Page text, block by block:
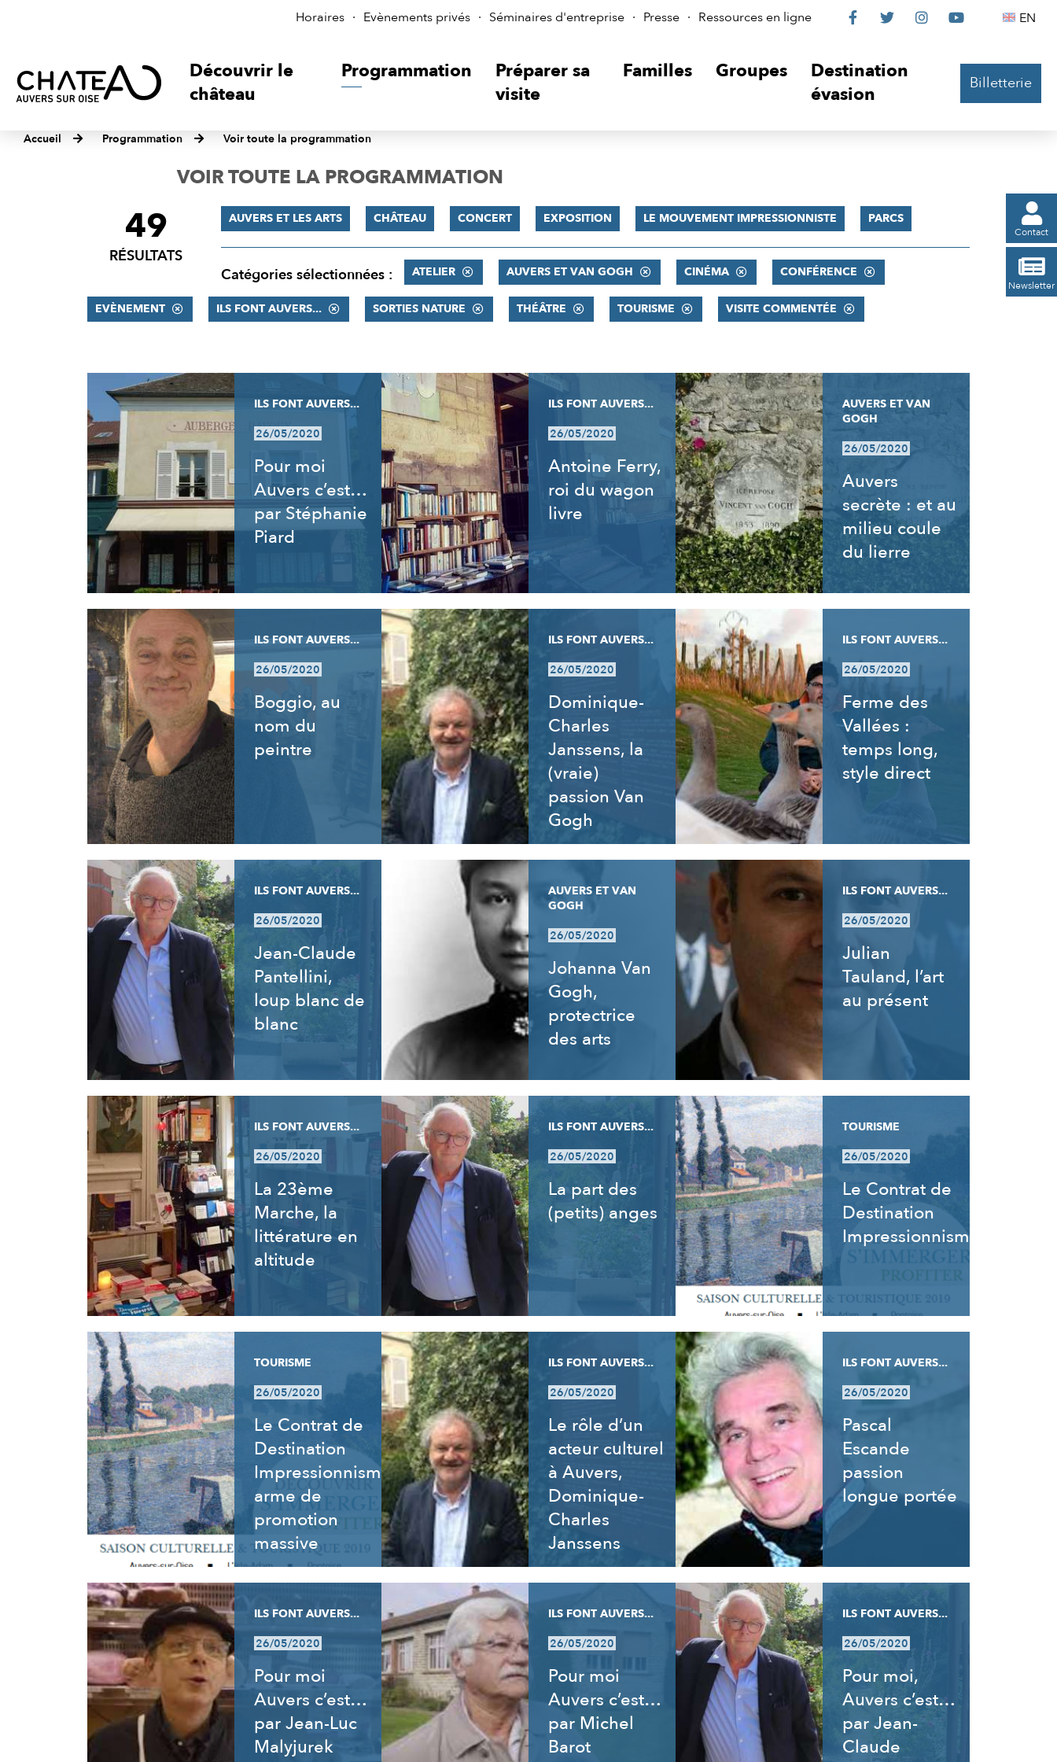
Horaires Evènements privés Séminaires d'entreprise Presse Ressources en ligne
Le
sur

Le

Le

Le
 EN
Découvrir le
château
Programmation
Préparer sa
visite
Familles Groupes
Destination
évasion
Billetterie
Accueil Programmation Voir toute la programmation

Contact

Newsletter
VOIR TOUTE LA PROGRAMMATION
FILTRER
RÉSULTATS
49
RÉSULTATS
AUVERS ET LES ARTS CHÂTEAU CONCERT EXPOSITION LE MOUVEMENT IMPRESSIONNISTE PARCS
Catégories sélectionnées : ATELIER AUVERS ET VAN GOGH CINÉMA CONFÉRENCE
EVÈNEMENT ILS FONT AUVERS... SORTIES NATURE THÉÂTRE TOURISME VISITE COMMENTÉE
RÉSULTATS
ILS FONT AUVERS...
26/05/2020
Pour moi
Auvers c’est…
par Stéphanie
Piard
ILS FONT AUVERS...
26/05/2020
Antoine Ferry,
roi du wagon
livre
AUVERS ET VAN
GOGH
26/05/2020
Auvers
secrète : et au
milieu coule
du lierre
ILS FONT AUVERS...
26/05/2020
Boggio, au
nom du
peintre
ILS FONT AUVERS...
26/05/2020
Dominique-
Charles
Janssens, la
(vraie)
passion Van
Gogh
ILS FONT AUVERS...
26/05/2020
Ferme des
Vallées :
temps long,
style direct
ILS FONT AUVERS...
26/05/2020
Jean-Claude
Pantellini,
loup blanc de
blanc
AUVERS ET VAN
GOGH
26/05/2020
Johanna Van
Gogh,
protectrice
des arts
ILS FONT AUVERS...
26/05/2020
Julian
Tauland, l’art
au présent
ILS FONT AUVERS...
26/05/2020
La 23ème
Marche, la
littérature en
altitude
ILS FONT AUVERS...
26/05/2020
La part des
(petits) anges
TOURISME
26/05/2020
Le Contrat de
Destination
Impressionnisme
TOURISME
26/05/2020
Le Contrat de
Destination
Impressionnisme,
arme de
promotion
massive
ILS FONT AUVERS...
26/05/2020
Le rôle d’un
acteur culturel
à Auvers,
Dominique-
Charles
Janssens
ILS FONT AUVERS...
26/05/2020
Pascal
Escande
passion
longue portée
ILS FONT AUVERS...
26/05/2020
Pour moi
Auvers c’est…
par Jean-Luc
Malyjurek
ILS FONT AUVERS...
26/05/2020
Pour moi
Auvers c’est…
par Michel
Barot
ILS FONT AUVERS...
26/05/2020
Pour moi,
Auvers c’est…
par Jean-
Claude